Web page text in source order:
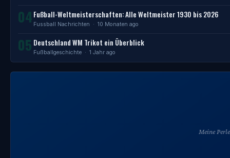
04 Fußball-Weltmeisterschaften: Alle Weltmeister 1930 bis 2026
Fussball Nachrichten · 10 Monaten ago
05 Deutschland WM Trikot ein Überblick
Fußballgeschichte · 1 Jahr ago
Meine